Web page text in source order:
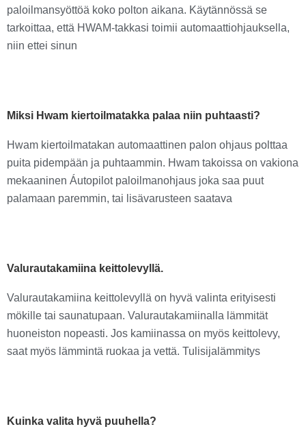
paloilmansyöttöä koko polton aikana. Käytännössä se
tarkoittaa, että HWAM-takkasi toimii automaattiohjauksella,
niin ettei sinun
Miksi Hwam kiertoilmatakka palaa niin puhtaasti?
Hwam kiertoilmatakan automaattinen palon ohjaus polttaa
puita pidempään ja puhtaammin. Hwam takoissa on vakiona
mekaaninen Áutopilot paloilmanohjaus joka saa puut
palamaan paremmin, tai lisävarusteen saatava
Valurautakamiina keittolevyllä.
Valurautakamiina keittolevyllä on hyvä valinta erityisesti
mökille tai saunatupaan. Valurautakamiinalla lämmität
huoneiston nopeasti. Jos kamiinassa on myös keittolevy,
saat myös lämmintä ruokaa ja vettä. Tulisijalämmitys
Kuinka valita hyvä puuhella?